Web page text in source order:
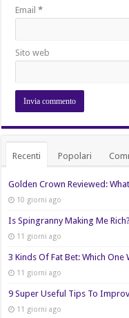
Email*
Sito web
Recenti Popolari
Golden Crown Reviewed:
10 giorni ago
Is Spingranny Making Me Rich?
11 giorni ago
3 Kinds Of Fat Bet: Which
11 giorni ago
9 Super Useful Tips To
11 giorni ago